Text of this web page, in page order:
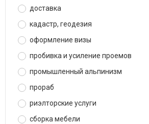
доставка
кадастр, геодезия
оформление визы
пробивка и усиление проемов
промышленный альпинизм
прораб
риэлторские услуги
сборка мебели